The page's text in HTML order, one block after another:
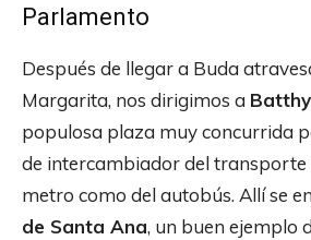
Parlamento
Después de llegar a Buda
Margarita, nos dirigimos a
populosa plaza muy concurrida
de intercambiador del
metro como del autobús. Allí se
de Santa Ana, un buen ejemplo